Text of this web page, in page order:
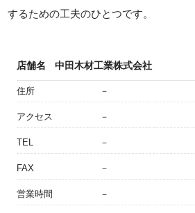
するための工夫のひとつです。
店舗名 中田木材工業株式会社
住所 －
アクセス －
TEL －
FAX －
営業時間 －